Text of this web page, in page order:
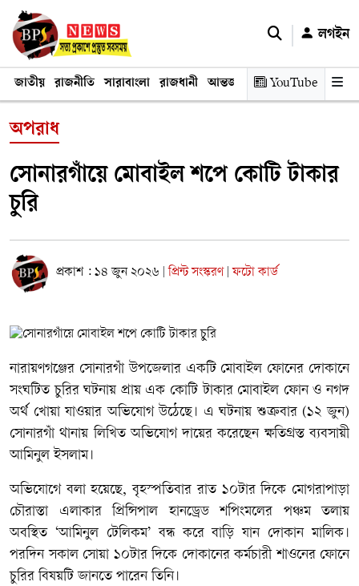
লগইন
জাতীয় রাজনীতি সারাবাংলা রাজধানী আন্তর্জাতিক অর্থনীতি তথ্য
YouTube
অপরাধ
সোনারগাঁয়ে মোবাইল শপে কোটি টাকার
চুরি
প্রকাশ : ১৪ জুন ২০২৬ প্রিন্ট সংস্করণ ফটো কার্ড
নারায়ণগঞ্জের সোনারগাঁ উপজেলার একটি মোবাইল ফোনের দোকানে
সংঘটিত চুরির ঘটনায় প্রায় এক কোটি টাকার মোবাইল ফোন ও নগদ
অর্থ খোয়া যাওয়ার অভিযোগ উঠেছে। এ ঘটনায় শুক্রবার (১২ জুন)
সোনারগাঁ থানায় লিখিত অভিযোগ দায়ের করেছেন ক্ষতিগ্রস্ত ব্যবসায়ী
আমিনুল ইসলাম।
অভিযোগে বলা হয়েছে, বৃহস্পতিবার রাত ১০টার দিকে মোগরাপাড়া
চৌরাস্তা এলাকার প্রিন্সিপাল হানড্রেড শপিংমলের পঞ্চম তলায়
অবস্থিত ‘আমিনুল টেলিকম’ বন্ধ করে বাড়ি যান দোকান মালিক।
পরদিন সকাল সোয়া ১০টার দিকে দোকানের কর্মচারী শাওনের ফোনে
চুরির বিষয়টি জানতে পারেন তিনি।